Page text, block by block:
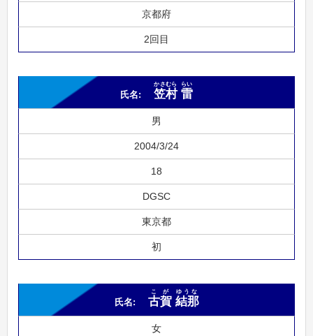
京都府
2回目
笠村
かさむら
雷
らい
男
2004/3/24
18
DGSC
東京都
初
古賀
こが
結那
ゆうな
女